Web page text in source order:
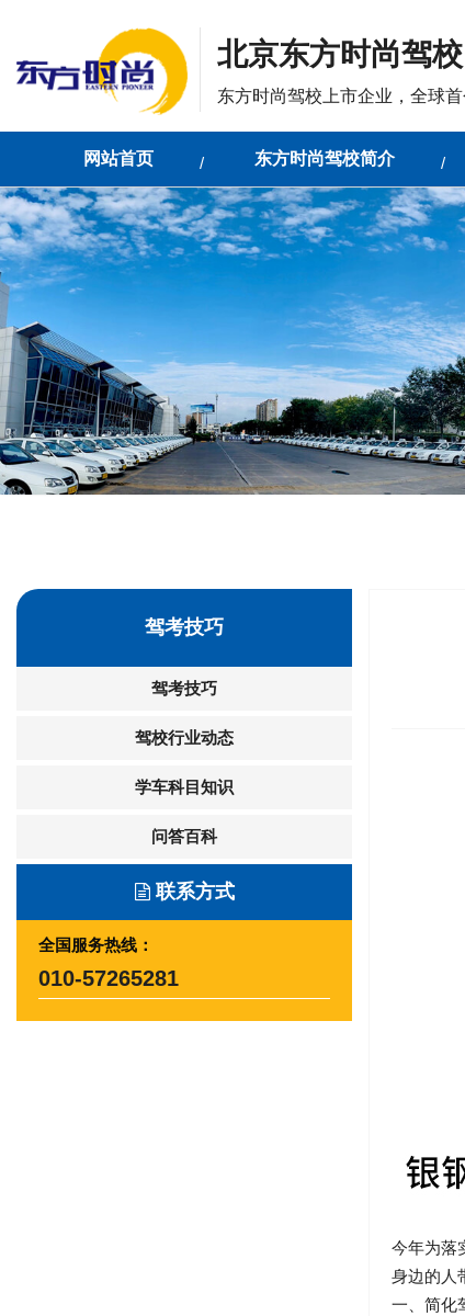
北京东方时尚驾校
东方时尚驾校上市企业，全球
网站首页 东方时尚驾校简介
驾考技巧
驾考技巧
驾校行业动态
学车科目知识
问答百科
联系方式
全国服务热线：
010-57265281
今年为落
身边的人
一、简化